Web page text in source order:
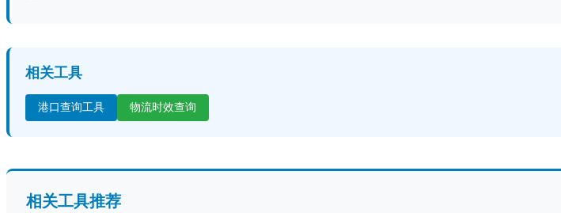
相关工具
港口查询工具 物流时效查询
相关工具推荐